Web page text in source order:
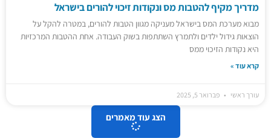
מדריך מקיף להטבות מס ונקודות זיכוי להורים בישראל
מבוא מערכת המס בישראל מעניקה מגוון הטבות להורים, במטרה להקל על
הוצאות גידול ילדים ולתמרץ השתתפות בשוק העבודה. אחת ההטבות המרכזיות
היא נקודות הזיכוי ממס
קרא עוד »
עורך ראשי פברואר 5, 2025
הצג עוד מאמרים